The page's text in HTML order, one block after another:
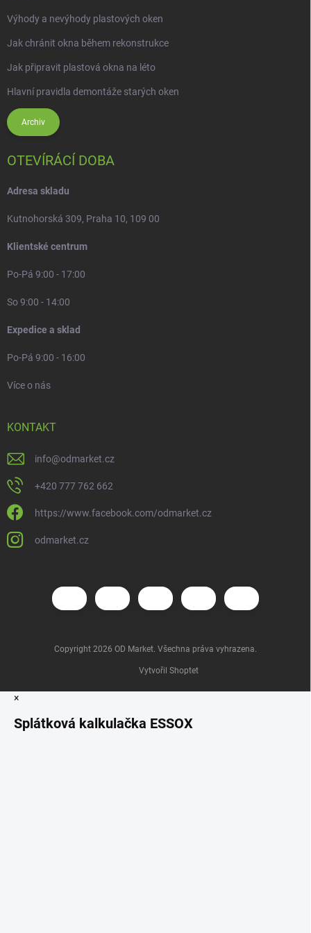
Výhody a nevýhody plastových oken
Jak chránit okna během rekonstrukce
Jak připravit plastová okna na léto
Hlavní pravidla demontáže starých oken
Archiv
OTEVÍRÁCÍ DOBA
Adresa skladu
Kutnohorská 309, Praha 10, 109 00
Klientské centrum
Po-Pá 9:00 - 17:00
So 9:00 - 14:00
Expedice a sklad
Po-Pá 9:00 - 16:00
Více o nás
KONTAKT
info@odmarket.cz
+420 777 762 662
https://www.facebook.com/odmarket.cz
odmarket.cz
Vytvořil Shoptet
Copyright 2026 OD Market . Všechna práva vyhrazena.
×
Splátková kalkulačka ESSOX